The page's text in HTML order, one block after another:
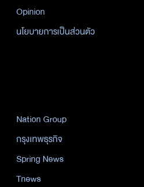
Opinion
นโยบายการเป็นส่วนตัว
Nation Group
กรุงเทพธุรกิจ
Spring News
Tnews